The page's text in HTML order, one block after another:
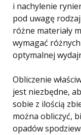
i nachylenie
pod uwagę
różne materiały
wymagać
optymalnej
Obliczenie
jest niezbędne,
sobie z ilością
można obliczyć,
opadów